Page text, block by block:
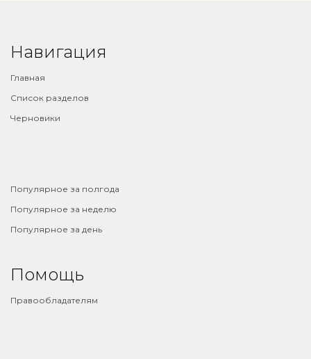
Навигация
Главная
Список разделов
Черновики
Популярное за полгода
Популярное за неделю
Популярное за день
Помощь
Правообладателям